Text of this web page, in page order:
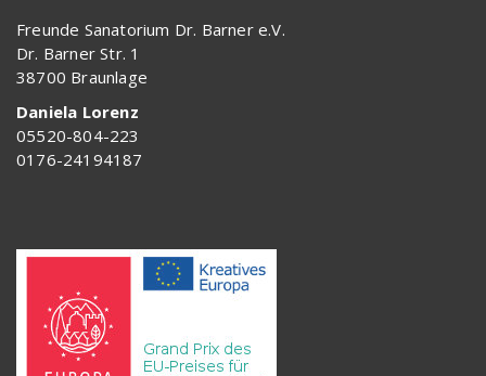
Freunde Sanatorium Dr. Barner e.V.
Dr. Barner Str. 1
38700 Braunlage
Daniela Lorenz
05520-804-223
0176-24194187